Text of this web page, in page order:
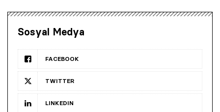
Sosyal Medya
FACEBOOK
TWITTER
LINKEDIN